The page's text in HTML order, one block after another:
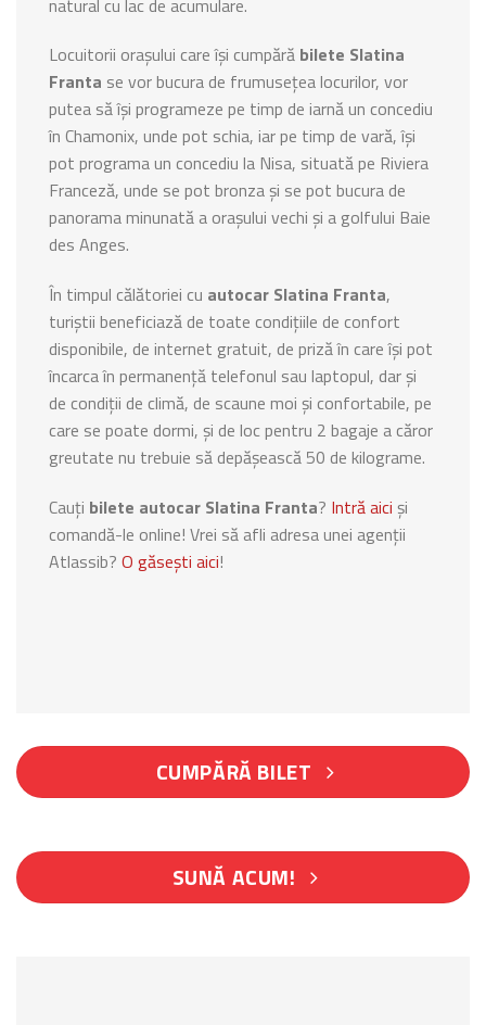
Locuitorii orașului care își cumpără bilete Slatina
Franta se vor bucura de frumusețea locurilor, vor
putea să își programeze pe timp de iarnă un concediu
în Chamonix, unde pot schia, iar pe timp de vară, își
pot programa un concediu la Nisa, situată pe Riviera
Franceză, unde se pot bronza și se pot bucura de
panorama minunată a orașului vechi și a golfului Baie
des Anges.
În timpul călătoriei cu autocar Slatina Franta,
turiștii beneficiază de toate condițiile de confort
disponibile, de internet gratuit, de priză în care își pot
încarca în permanență telefonul sau laptopul, dar și
de condiții de climă, de scaune moi și confortabile, pe
care se poate dormi, și de loc pentru 2 bagaje a căror
greutate nu trebuie să depășească 50 de kilograme.
Cauți bilete autocar Slatina Franta? Intră aici și
comandă-le online! Vrei să afli adresa unei agenții
Atlassib? O găsești aici!
CUMPĂRĂ BILET
SUNĂ ACUM!